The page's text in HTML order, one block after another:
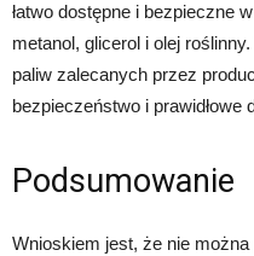
łatwo dostępne i bezpieczne
metanol, glicerol i olej
paliw zalecanych przez
bezpieczeństwo i prawidłowe
Podsumowanie
Wnioskiem jest, że nie